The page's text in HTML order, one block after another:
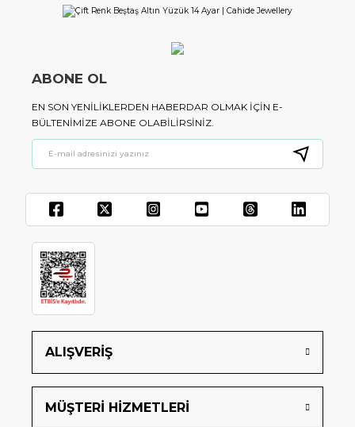
ALIŞVERİŞ
MÜŞTERİ HİZMETLERİ
ABONE OL
EN SON YENILIKLERDEN HABERDAR OLMAK IÇIN E-
BÜLTENIMIZE ABONE OLABILIRSINIZ.